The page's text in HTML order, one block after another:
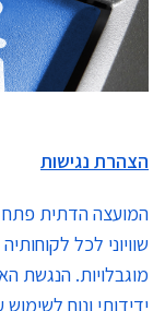
הצהרת נגישות
המועצה הדתית פתח
שוויוני לכל
מוגבלויות. הנגשת
ידידותי ונוח